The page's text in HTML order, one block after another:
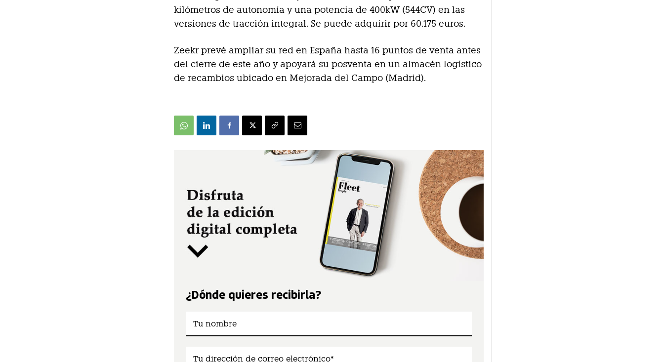
kilómetros de autonomía y una potencia de 400kW (544CV) en las
versiones de tracción integral. Se puede adquirir por 60.175 euros.
Zeekr prevé ampliar su red en España hasta 16 puntos de venta antes
del cierre de este año y apoyará su posventa en un almacén logístico
de recambios ubicado en Mejorada del Campo (Madrid).
¿Dónde quieres recibirla?